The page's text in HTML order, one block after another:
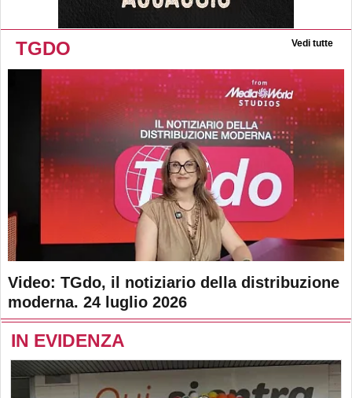
TGDO Vedi tutte
Video: TGdo, il notiziario della distribuzione
moderna. 24 luglio 2026
IN EVIDENZA